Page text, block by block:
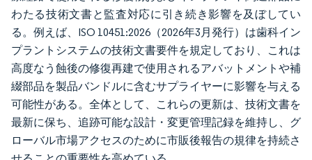
わたる技術文書と監査対応に引き続き影響を及ぼしてい
る。例えば、ISO 10451:2026（2026年3月発行）は歯科イン
プラントシステムの技術文書要件を規定しており、これは
高度なう蝕後の修復再建で使用されるアバットメントや補
綴部品を製品バンドルに含むサプライヤーに影響を与える
可能性がある。全体として、これらの更新は、技術文書を
最新に保ち、追跡可能な設計・変更管理記録を維持し、グ
ローバル市場アクセスのために市販後報告の規律を持続さ